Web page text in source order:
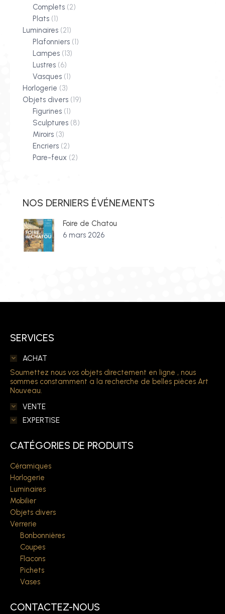
Complets (2)
Plats (1)
Luminaires (21)
Plafonniers (1)
Lampes (13)
Lustres (6)
Vasques (1)
Horlogerie (3)
Objets divers (19)
Figurines (1)
Sculptures (8)
Miroirs (3)
Encriers (2)
Pare-feux (2)
NOS DERNIERS ÉVÉNEMENTS
Foire de Chatou
6 mars 2026
SERVICES
ACHAT
Soumettez nous vos objets directement en ligne , nous
sommes constamment a la recherche de belles pièces Art
Nouveau.
VENTE
EXPERTISE
CATÉGORIES DE PRODUITS
Céramiques
Horlogerie
Luminaires
Mobilier
Objets divers
Verrerie
Bonbonnières
Coupes
Flacons
Pichets
Vases
CONTACTEZ-NOUS